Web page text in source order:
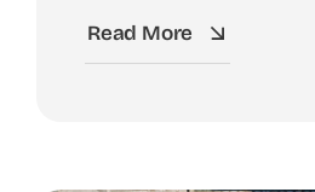
Read More